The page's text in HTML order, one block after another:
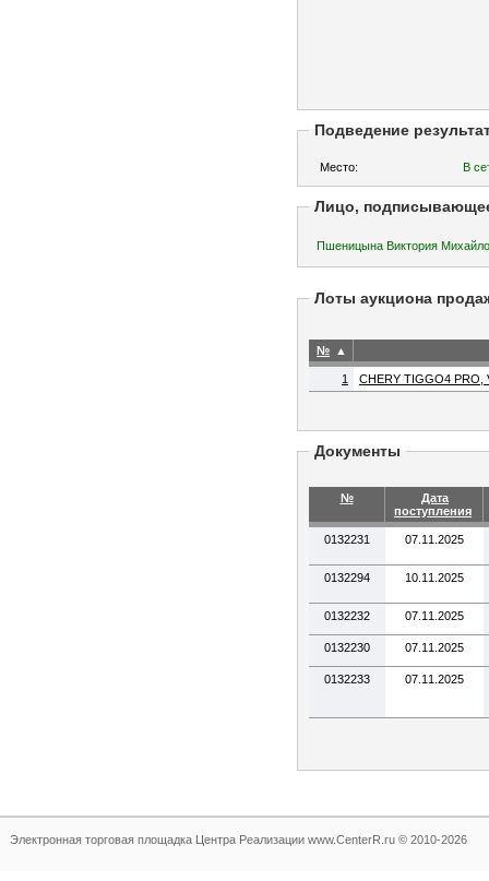
Подведение
Место: В
Лицо,
Пшеницына Виктория
Лоты аукциона
№ ▲
1 CHERY TIGGO4 PRO,
Документы
№
Дата
поступления
0132231 07.11.2025
0132294 10.11.2025
0132232 07.11.2025
0132230 07.11.2025
0132233 07.11.2025
Электронная торговая площадка Центра Реализации www.CenterR.ru © 2010-2026